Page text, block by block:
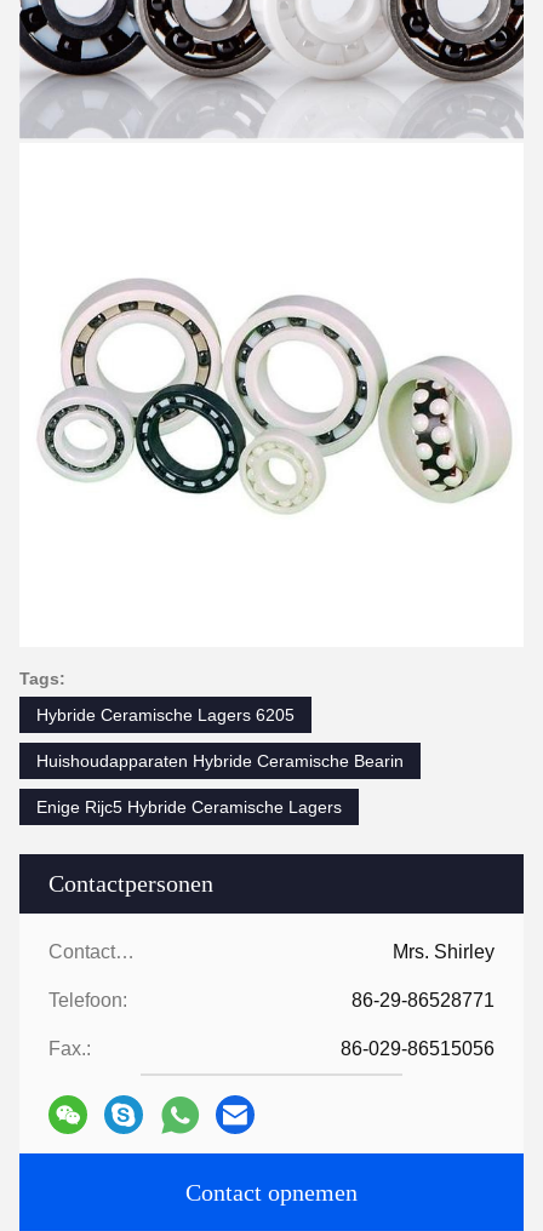
Contactpersonen
Contactpersonen: Mrs. Shirley
Telefoon: 86-29-86528771
Fax.: 86-029-86515056
Contact opnemen
Tags:
Hybride Ceramische Lagers 6205
Huishoudapparaten Hybride Ceramische Bearin
Enige Rijc5 Hybride Ceramische Lagers